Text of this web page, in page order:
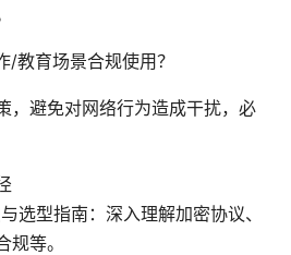
/教育场景合规使用？
，避免对网络行为造成干扰，必
选型指南：深入理解加密协议、
规等。